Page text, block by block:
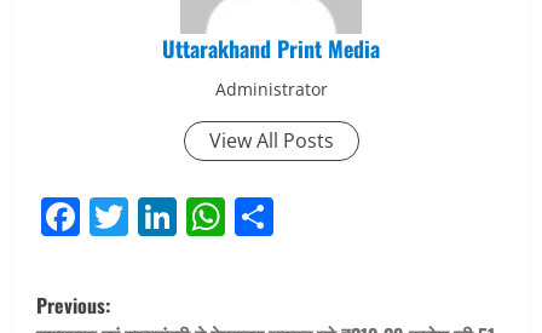
Uttarakhand Print Media
Administrator
View All Posts
Facebook
Twitter
LinkedIn
WhatsApp
P
Previous: